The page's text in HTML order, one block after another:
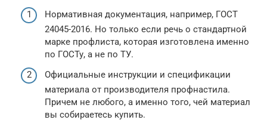
Нормативная документация, например, ГОСТ
24045-2016. Но только если речь о стандартной
марке профлиста, которая изготовлена именно
по ГОСТу, а не по ТУ.
Официальные инструкции и спецификации
материала от производителя профнастила.
Причем не любого, а именно того, чей материал
вы собираетесь купить.